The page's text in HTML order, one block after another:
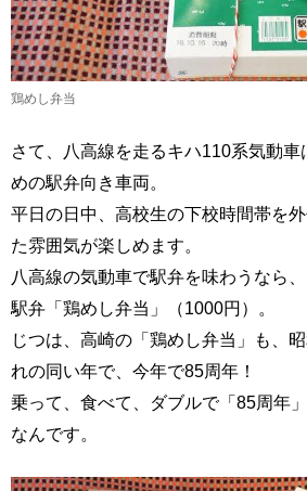
鶏めし弁当
さて、八高線を走るキハ110系気動
めの駅弁向き車両。
平日の日中、高校生の下校時間帯を
た雰囲気が楽しめます。
八高線の気動車で駅弁を味わうなら
駅弁「鶏めし弁当」（1000円）。
じつは、高崎の「鶏めし弁当」も、
れの同い年で、今年で85周年！
乗って、食べて、ダブルで「85周年
なんです。